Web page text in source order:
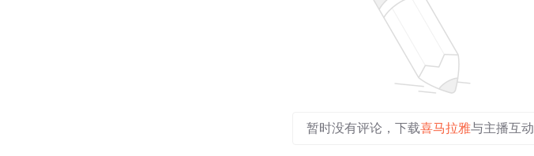
暂时没有评论，下载喜马拉雅与主播互动